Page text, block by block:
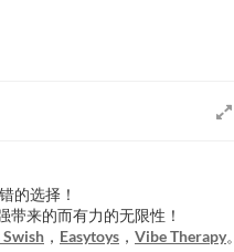
的选择！
来的而有力的无限性！
Swish ， Easytoys ， Vibe Therapy。